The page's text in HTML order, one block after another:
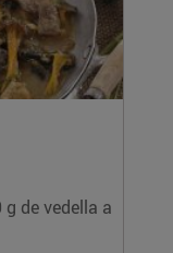
de vedella a